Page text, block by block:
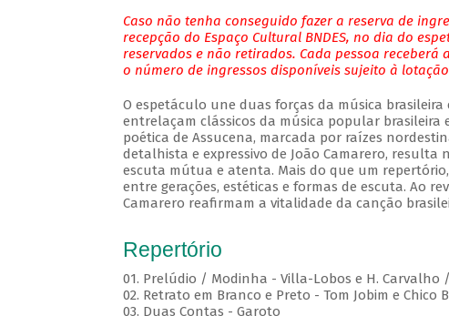
Caso não tenha conseguido fazer a reserva de
recepção do Espaço Cultural BNDES, no dia do
reservados e não retirados. Cada pessoa
o número de ingressos disponíveis sujeito à
O espetáculo une duas forças da música
entrelaçam clássicos da música popular brasileira
poética de Assucena, marcada por raízes
detalhista e expressivo de João Camarero,
escuta mútua e atenta. Mais do que um
entre gerações, estéticas e formas de escuta. Ao
Camarero reafirmam a vitalidade da canção
Repertório
01. Prelúdio / Modinha - Villa-Lobos e H. Carvalho /
02. Retrato em Branco e Preto - Tom Jobim e Chico
03. Duas Contas - Garoto